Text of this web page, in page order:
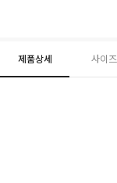
제품상세 사이즈